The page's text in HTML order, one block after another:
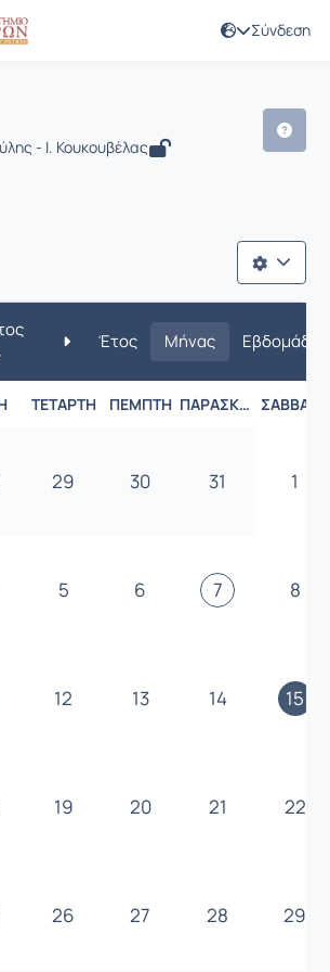
Σύνδεση
- Ι. Κουκουβέλας
Έτος Μήνας Εβδομάδα
ΤΕΤΆΡΤΗ ΠΈΜΠΤΗ ΠΑΡΑΣΚΕΥΉ ΣΆΒΒΑΤΟ
29 30 31 1
5 6 7 8
12 13 14 15
19 20 21 22
26 27 28 29